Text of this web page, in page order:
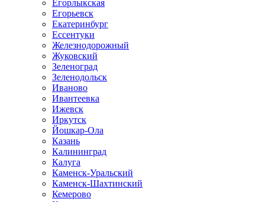
Егорлыкская
Егорьевск
Екатеринбург
Ессентуки
Железнодорожный
Жуковский
Зеленоград
Зеленодольск
Иваново
Ивантеевка
Ижевск
Иркутск
Йошкар-Ола
Казань
Калининград
Калуга
Каменск-Уральский
Каменск-Шахтинский
Кемерово